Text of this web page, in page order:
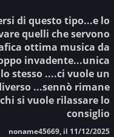
di questo tipo...e lo
quelli che servono
ottima musica da
invadente...unica
stesso ....ci vuole un
...sennò rimane
si vuole rilassare lo
consiglio
noname45669, il 11/12/2025